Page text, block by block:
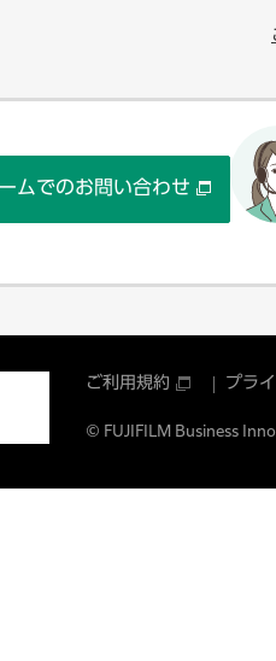
ムでのお問い合わせ
ご利用規約 プラ
© FUJIFILM Business